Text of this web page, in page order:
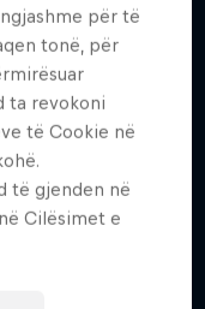
për të
tonë, për
ta revokoni
të Cookie në
të gjenden në
Cilësimet e